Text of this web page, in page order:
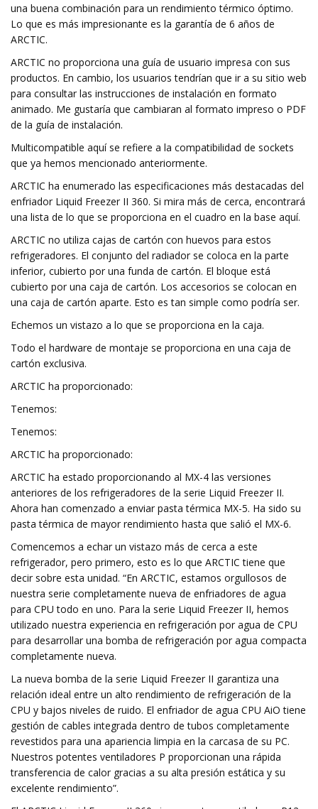
una buena combinación para un rendimiento térmico óptimo.
Lo que es más impresionante es la garantía de 6 años de
ARCTIC.
ARCTIC no proporciona una guía de usuario impresa con sus
productos. En cambio, los usuarios tendrían que ir a su sitio web
para consultar las instrucciones de instalación en formato
animado. Me gustaría que cambiaran al formato impreso o PDF
de la guía de instalación.
Multicompatible aquí se refiere a la compatibilidad de sockets
que ya hemos mencionado anteriormente.
ARCTIC ha enumerado las especificaciones más destacadas del
enfriador Liquid Freezer II 360. Si mira más de cerca, encontrará
una lista de lo que se proporciona en el cuadro en la base aquí.
ARCTIC no utiliza cajas de cartón con huevos para estos
refrigeradores. El conjunto del radiador se coloca en la parte
inferior, cubierto por una funda de cartón. El bloque está
cubierto por una caja de cartón. Los accesorios se colocan en
una caja de cartón aparte. Esto es tan simple como podría ser.
Echemos un vistazo a lo que se proporciona en la caja.
Todo el hardware de montaje se proporciona en una caja de
cartón exclusiva.
ARCTIC ha proporcionado:
Tenemos:
Tenemos:
ARCTIC ha proporcionado:
ARCTIC ha estado proporcionando al MX-4 las versiones
anteriores de los refrigeradores de la serie Liquid Freezer II.
Ahora han comenzado a enviar pasta térmica MX-5. Ha sido su
pasta térmica de mayor rendimiento hasta que salió el MX-6.
Comencemos a echar un vistazo más de cerca a este
refrigerador, pero primero, esto es lo que ARCTIC tiene que
decir sobre esta unidad. “En ARCTIC, estamos orgullosos de
nuestra serie completamente nueva de enfriadores de agua
para CPU todo en uno. Para la serie Liquid Freezer II, hemos
utilizado nuestra experiencia en refrigeración por agua de CPU
para desarrollar una bomba de refrigeración por agua compacta
completamente nueva.
La nueva bomba de la serie Liquid Freezer II garantiza una
relación ideal entre un alto rendimiento de refrigeración de la
CPU y bajos niveles de ruido. El enfriador de agua CPU AiO tiene
gestión de cables integrada dentro de tubos completamente
revestidos para una apariencia limpia en la carcasa de su PC.
Nuestros potentes ventiladores P proporcionan una rápida
transferencia de calor gracias a su alta presión estática y su
excelente rendimiento”.